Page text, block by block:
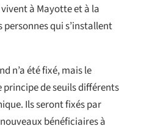
à Mayotte et à la
personnes qui s’installent
n’a été fixé, mais le
de seuils différents
Ils seront fixés par
bénéficiaires à